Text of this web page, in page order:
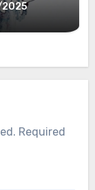
Required